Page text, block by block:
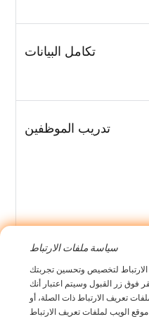
تكامل البيانات
تدريب الموظفين
التقييمات الدورية
سياسة ملفات الارتباط
لتخصيص وتحسين تجربتك
فوق زر القبول وسيتم اعتبار أنك
تعريف الارتباط ذات الصلة، أو